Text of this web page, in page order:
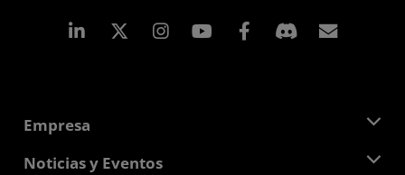
LinkedIn Instagram Facebook
Empresa
Acerca de AMD
Noticias y Eventos